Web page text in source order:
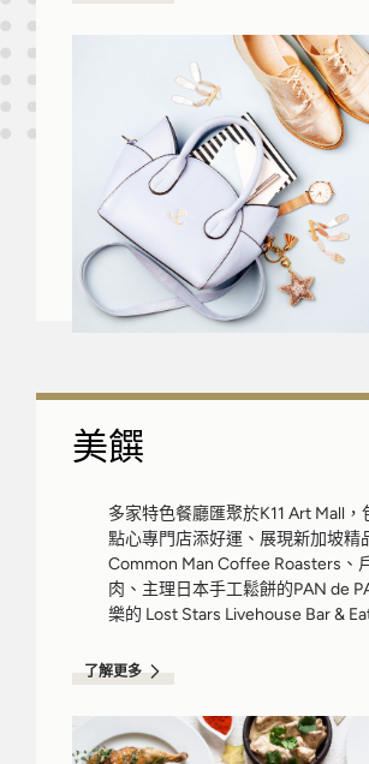
美饌
多家特色餐廳匯聚於K11 Art Mall
點心專門店添好運、展現新加坡精
Common Man Coffee Roasters、
肉、主理日本手工鬆餅的PAN de
樂的 Lost Stars Livehouse Bar &
了解更多